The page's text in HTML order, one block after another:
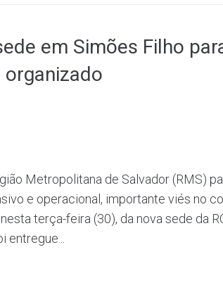
em Simões Filho
Metropolitana de Salvador (RMS)
e operacional, importante viés no
terça-feira (30), da nova sede da